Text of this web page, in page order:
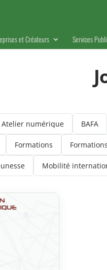
et Créateurs Services
Atelier numérique BAFA
Formations
Mobilité